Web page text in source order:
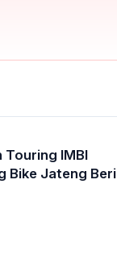
Touring IMBI
Bike Jateng Beri